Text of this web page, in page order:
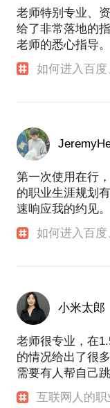
老师特别专业、
给了非常落地的
老师的悉心指导。
如何进入百
第一次使用在行
的职业生涯规划
速响应我的约见。
如何进入百
小米太郎
老师很专业，在
的情况给出了很
需要有人帮自己
互联网人的